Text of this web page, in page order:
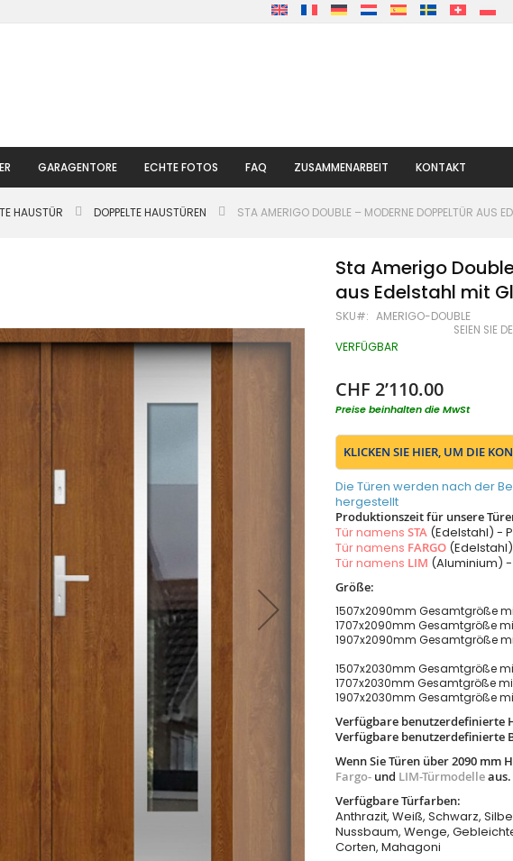
GARAGENTORE ECHTE FOTOS FAQ ZUSAMMENARBEIT KONTAKT
HAUSTÜR DOPPELTE HAUSTÜREN STA AMERIGO DOUBLE – MODERNE DOPPELTÜR AUS
Sta Amerigo
aus Edelstahl mit
SKU AMERIGO-DOUBLE
SEIEN SIE
VERFÜGBAR
CHF 2’110.00
Preise beinhalten die MwSt
KLICKEN SIE HIER, UM DIE
Die Türen werden nach der
hergestellt
Produktionszeit für unsere
Tür namensSTA (Edelstahl) -
Tür namens FARGO
Tür namens LIM (Aluminium)
Größe:
1507x2090mm Gesamtgröße
1707x2090mm Gesamtgröße
1907x2090mm Gesamtgröße
1507x2030mm Gesamtgröße
1707x2030mm Gesamtgröße
1907x2030mm Gesamtgröße
Verfügbare benutzerdefinierte
Verfügbare benutzerdefinierte
Wenn Sie Türen über 2090 mm
Fargo- und LIM-Türmodelleaus.
Verfügbare Türfarben:
Anthrazit, Weiß, Schwarz,
Nussbaum, Wenge,
Corten, Mahagoni